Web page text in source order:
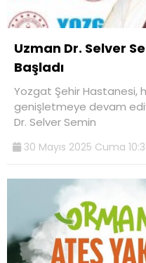
Uzman Dr. Selver
Başladı
Yozgat Şehir Hastanesi,
genişletmeye devam
Dr. Selver Semin
30 Mayıs 2025 Cuma